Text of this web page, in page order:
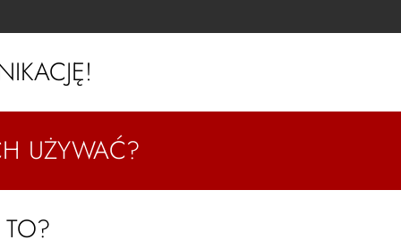
UŻYWAĆ?
TO?